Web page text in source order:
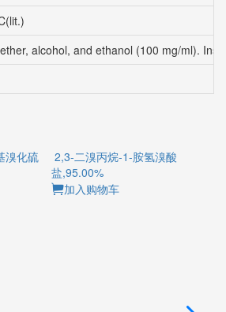
alcohol, and ethanol (100 mg/ml).
溴化硫
2,3-二溴丙烷-1-胺氢溴酸
盐,95.00%
加入购物车